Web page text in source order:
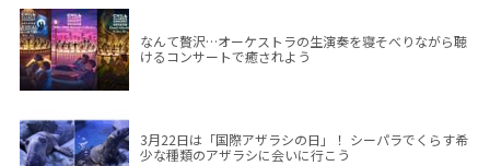
なんて贅沢…オーケストラの生演奏を寝そべりながら聴
けるコンサートで癒されよう
3月22日は「国際アザラシの日」！ シーパラでくらす希
少な種類のアザラシに会いに行こう